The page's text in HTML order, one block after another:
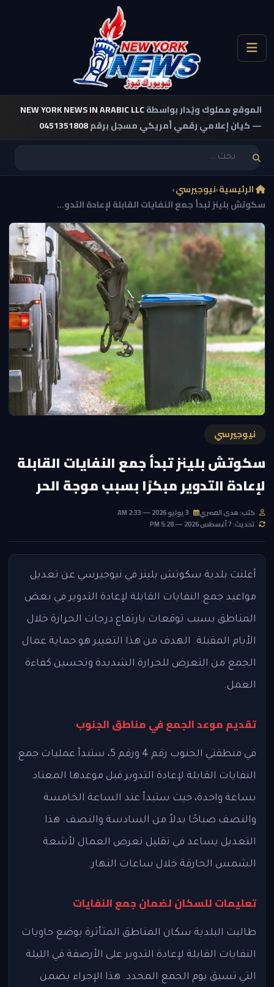
الموقع مملوك ويُدار بواسطةNEW YORK NEWS IN ARABIC LLC
— كيان إعلامي رقمي أمريكي مسجل برقم0451351808
الرئيسية›نيوجيرسي›
سكوتش بلينز تبدأ جمع النفايات القابلة لإعادة التدو...
نيوجيرسي
سكوتش بلينز تبدأ جمع النفايات القابلة
لإعادة التدوير مبكرًا بسبب موجة الحر
كتب: هدى المصري
تحديث: 7 أغسطس 2026 — 5:28 PM
أعلنت بلدية سكوتش بلينز في نيوجيرسي عن تعديل
مواعيد جمع النفايات القابلة لإعادة التدوير في بعض
المناطق بسبب توقعات بارتفاع درجات الحرارة خلال
الأيام المقبلة. الهدف من هذا التغيير هو حماية عمال
الجمع من التعرض للحرارة الشديدة وتحسين كفاءة
العمل.
تقديم موعد الجمع في مناطق الجنوب
في منطقتي الجنوب رقم 4 ورقم 5، ستبدأ عمليات جمع
النفايات القابلة لإعادة التدوير قبل موعدها المعتاد
بساعة واحدة، حيث ستبدأ عند الساعة الخامسة
والنصف صباحًا بدلاً من السادسة والنصف. هذا
التعديل يساعد في تقليل تعرض العمال لأشعة
الشمس الحارقة خلال ساعات النهار.
تعليمات للسكان لضمان جمع النفايات
طالبت البلدية سكان المناطق المتأثرة بوضع حاويات
النفايات القابلة لإعادة التدوير على الأرصفة في الليلة
التي تسبق يوم الجمع المحدد. هذا الإجراء يضمن